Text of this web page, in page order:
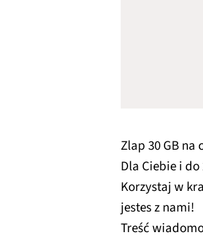
Zlap 30 GB
Dla Ciebie i
Korzystaj w
jestes z nami!
Treść